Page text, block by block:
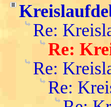
Re:
Re:
Re:
Re: